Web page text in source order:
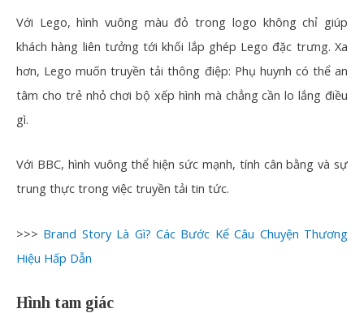
Với Lego, hình vuông màu đỏ trong logo không chỉ giúp
khách hàng liên tưởng tới khối lắp ghép Lego đặc trưng. Xa
hơn, Lego muốn truyền tải thông điệp: Phụ huynh có thể an
tâm cho trẻ nhỏ chơi bộ xếp hình mà chẳng cần lo lắng điều
gì.
Với BBC, hình vuông thể hiện sức mạnh, tính cân bằng và sự
trung thực trong việc truyền tải tin tức.
>>> Brand Story Là Gì? Các Bước Kể Câu Chuyện Thương
Hiệu Hấp Dẫn
Hình tam giác